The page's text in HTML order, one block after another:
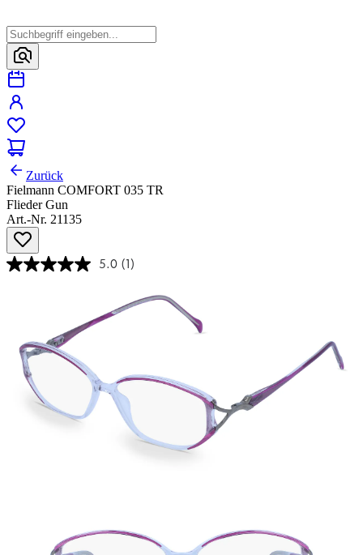
Zurück
Fielmann COMFORT 035 TR
Flieder Gun
Art.-Nr. 21135
5.0 (1)